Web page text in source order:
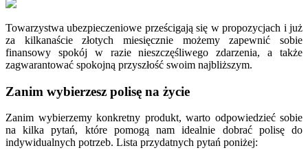
Towarzystwa ubezpieczeniowe prześcigają się w propozycjach i już
za kilkanaście złotych miesięcznie możemy zapewnić sobie
finansowy spokój w razie nieszczęśliwego zdarzenia, a także
zagwarantować spokojną przyszłość swoim najbliższym.
Zanim wybierzesz polisę na życie
Zanim wybierzemy konkretny produkt, warto odpowiedzieć sobie
na kilka pytań, które pomogą nam idealnie dobrać polisę do
indywidualnych potrzeb. Lista przydatnych pytań poniżej: